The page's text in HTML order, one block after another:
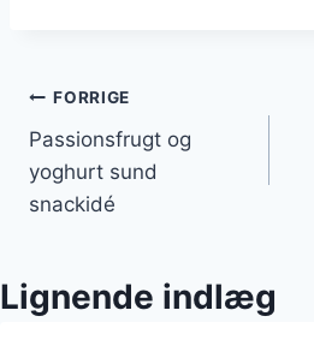
Indlægsnavigation
FORRIGE
Passionsfrugt og
yoghurt sund
snackidé
Lignende indlæg